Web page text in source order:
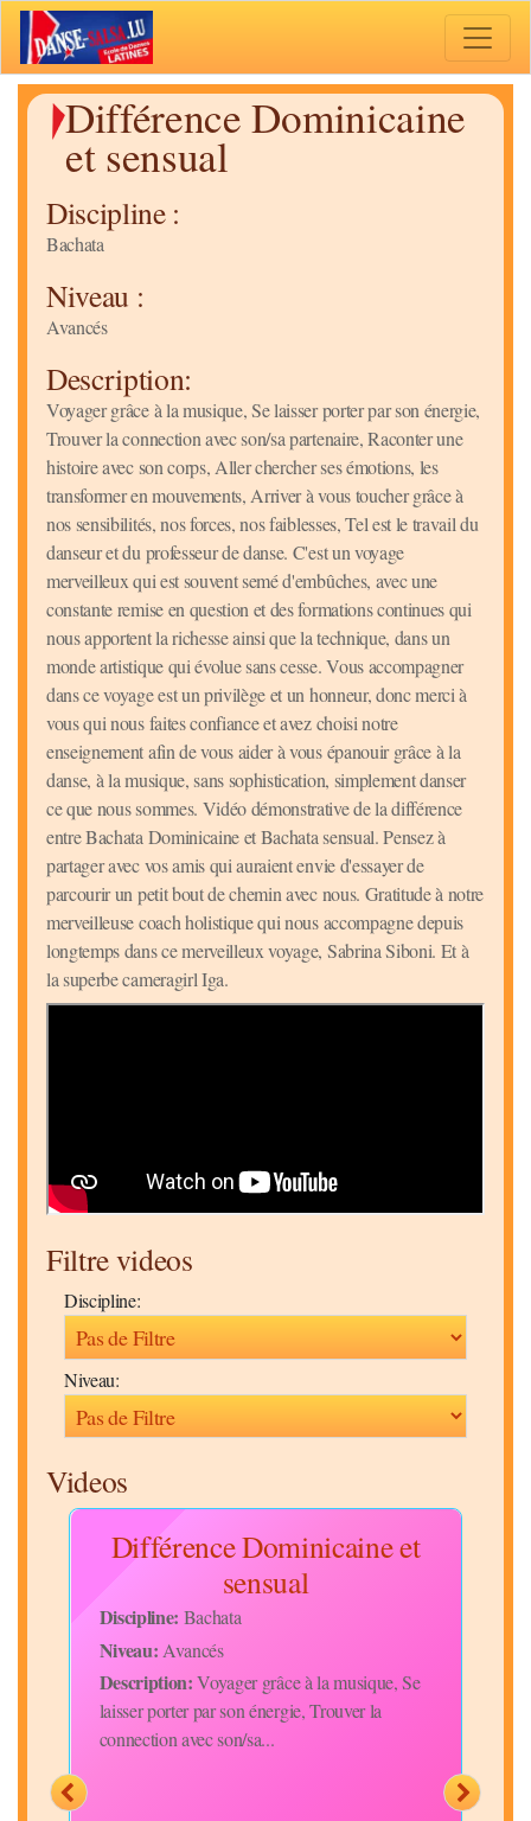
Différence Dominicaine
et sensual
Discipline :
Bachata
Niveau :
Avancés
Description:
Voyager grâce à la musique, Se laisser porter par son énergie,
Trouver la connection avec son/sa partenaire, Raconter une
histoire avec son corps, Aller chercher ses émotions, les
transformer en mouvements, Arriver à vous toucher grâce à
nos sensibilités, nos forces, nos faiblesses, Tel est le travail du
danseur et du professeur de danse. C'est un voyage
merveilleux qui est souvent semé d'embûches, avec une
constante remise en question et des formations continues qui
nous apportent la richesse ainsi que la technique, dans un
monde artistique qui évolue sans cesse. Vous accompagner
dans ce voyage est un privilège et un honneur, donc merci à
vous qui nous faites confiance et avez choisi notre
enseignement afin de vous aider à vous épanouir grâce à la
danse, à la musique, sans sophistication, simplement danser
ce que nous sommes. Vidéo démonstrative de la différence
entre Bachata Dominicaine et Bachata sensual. Pensez à
partager avec vos amis qui auraient envie d'essayer de
parcourir un petit bout de chemin avec nous. Gratitude à notre
merveilleuse coach holistique qui nous accompagne depuis
longtemps dans ce merveilleux voyage, Sabrina Siboni. Et à
la superbe cameragirl Iga.
Filtre videos
Discipline:
Niveau:
Videos
Différence Dominicaine et
sensual
Discipline: Bachata
Niveau: Avancés
Description:Voyager grâce à la musique, Se
laisser porter par son énergie, Trouver la
connection avec son/sa...